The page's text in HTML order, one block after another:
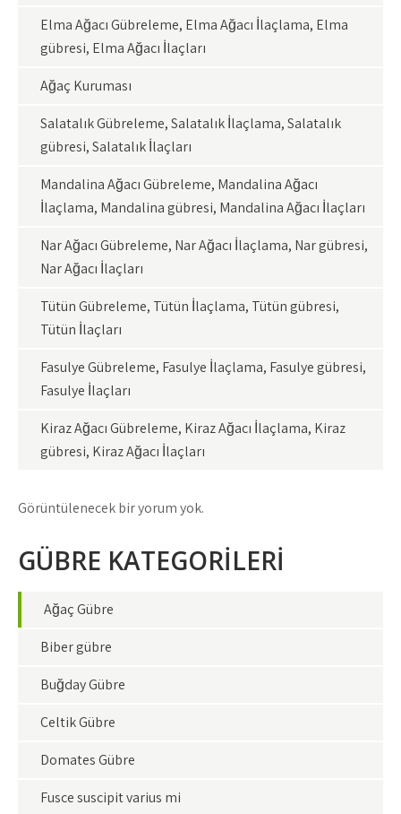
Elma Ağacı Gübreleme, Elma Ağacı İlaçlama, Elma
gübresi, Elma Ağacı İlaçları
Ağaç Kuruması
Salatalık Gübreleme, Salatalık İlaçlama, Salatalık
gübresi, Salatalık İlaçları
Mandalina Ağacı Gübreleme, Mandalina Ağacı
İlaçlama, Mandalina gübresi, Mandalina Ağacı İlaçları
Nar Ağacı Gübreleme, Nar Ağacı İlaçlama, Nar gübresi,
Nar Ağacı İlaçları
Tütün Gübreleme, Tütün İlaçlama, Tütün gübresi,
Tütün İlaçları
Fasulye Gübreleme, Fasulye İlaçlama, Fasulye gübresi,
Fasulye İlaçları
Kiraz Ağacı Gübreleme, Kiraz Ağacı İlaçlama, Kiraz
gübresi, Kiraz Ağacı İlaçları
Görüntülenecek bir yorum yok.
GÜBRE KATEGORİLERİ
Ağaç Gübre
Biber gübre
Buğday Gübre
Çeltik Gübre
Domates Gübre
Fusce suscipit varius mi